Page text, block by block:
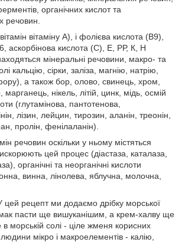
органічних кислот та
речовин.
вітаміну А), і фолієва кислота (B9),
аскорбінова кислота (С), E, РР, К, Н
мінеральні речовини, макро- та
кальцію, сірки, заліза, магнію, натрію,
а також бор, олово, свинець, хром,
марганець, нікель, літій, цинк, мідь, осмій
(глутамінова, пантотенова,
лізин, лейцин, тирозин, аланін, треонін,
пролін, фенілаланін).
речовин оскільки у ньому містяться
цей процес (діастаза, каталаза,
органічні та неорганічні кислоти
винна, лінолева, яблучна, молочна,
рецепт ми додаємо дрібку морської
пасти ще вишуканішим, а крем-халву ще
морській солі - ціле жменя корисних
мікро і макроелементів - калію,